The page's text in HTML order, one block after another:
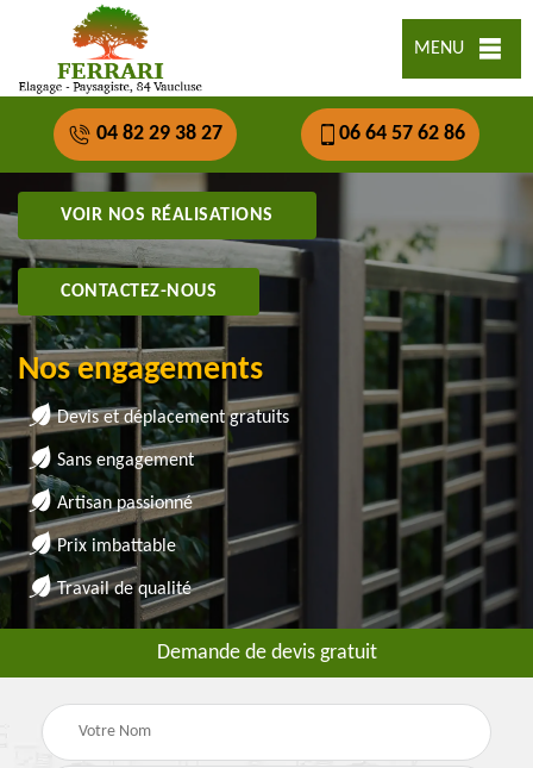
MENU
04 82 29 38 27 06 64 57 62 86
VOIR NOS RÉALISATIONS
CONTACTEZ-NOUS
Nos engagements
Devis et déplacement gratuits
Sans engagement
Artisan passionné
Prix imbattable
Travail de qualité
Demande de devis gratuit